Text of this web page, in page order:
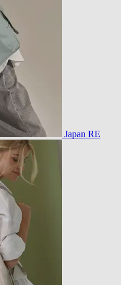
Japan RE